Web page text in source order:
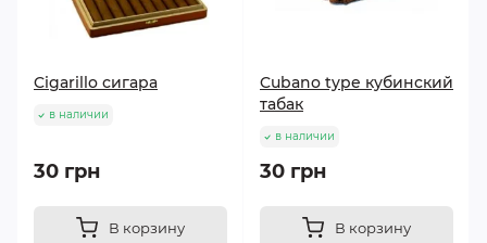
Cigarillo сигара
в наличии
30 грн
В корзину
Cubano type кубинский
табак
в наличии
30 грн
В корзину